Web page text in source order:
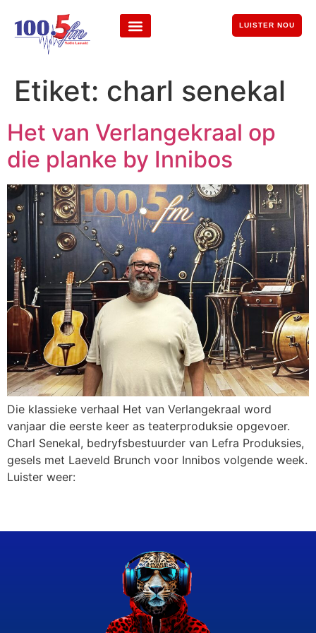
LUISTER NOU
Etiket: charl senekal
Het van Verlangekraal op
die planke by Innibos
Die klassieke verhaal Het van Verlangekraal word
vanjaar die eerste keer as teaterproduksie opgevoer.
Charl Senekal, bedryfsbestuurder van Lefra Produksies,
gesels met Laeveld Brunch voor Innibos volgende week.
Luister weer: